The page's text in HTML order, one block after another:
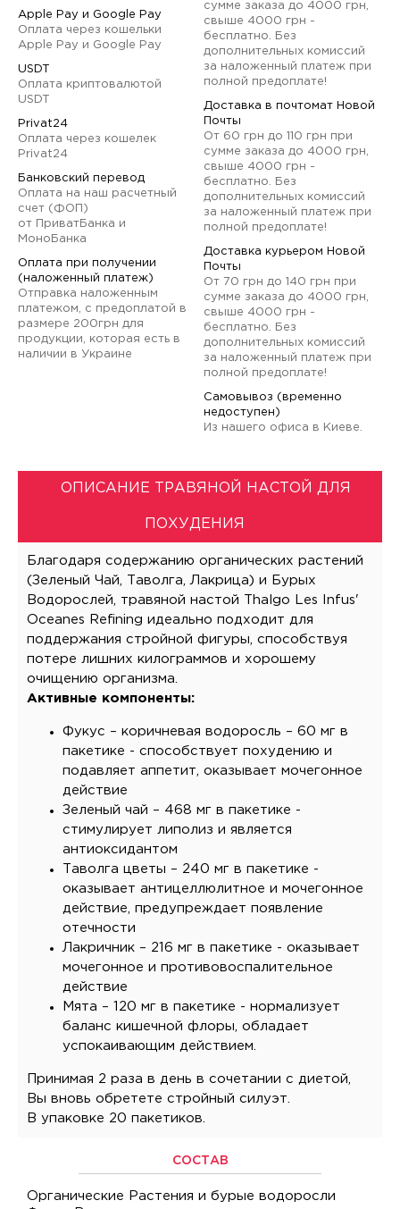
Apple Pay и Google Pay
Оплата через кошельки
Apple Pay и Google Pay
USDT
Оплата криптовалютой
USDT
Privat24
Оплата через кошелек
Privat24
Банковский перевод
Оплата на наш расчетный
счет (ФОП)
от ПриватБанка и
МоноБанка
Оплата при получении
(наложенный платеж)
Отправка наложенным
платежом, с предоплатой в
размере 200грн для
продукции, которая есть в
наличии в Украине
сумме заказа до 4000 грн,
свыше 4000 грн -
бесплатно. Без
дополнительных комиссий
за наложенный платеж при
полной предоплате!
Доставка в почтомат Новой
Почты
От 60 грн до 110 грн при
сумме заказа до 4000 грн,
свыше 4000 грн -
бесплатно. Без
дополнительных комиссий
за наложенный платеж при
полной предоплате!
Доставка курьером Новой
Почты
От 70 грн до 140 грн при
сумме заказа до 4000 грн,
свыше 4000 грн -
бесплатно. Без
дополнительных комиссий
за наложенный платеж при
полной предоплате!
Самовывоз (временно
недоступен)
Из нашего офиса в Киеве.
ОПИСАНИЕ ТРАВЯНОЙ НАСТОЙ ДЛЯ
ПОХУДЕНИЯ
Благодаря содержанию органических растений
(Зеленый Чай, Таволга, Лакрица) и Бурых
Водорослей, травяной настой Thalgo Les Infus'
Oceanes Refining идеально подходит для
поддержания стройной фигуры, способствуя
потере лишних килограммов и хорошему
очищению организма.
Активные компоненты:
Фукус – коричневая водоросль – 60 мг в
пакетике - способствует похудению и
подавляет аппетит, оказывает мочегонное
действие
Зеленый чай – 468 мг в пакетике -
стимулирует липолиз и является
антиоксидантом
Таволга цветы – 240 мг в пакетике -
оказывает антицеллюлитное и мочегонное
действие, предупреждает появление
отечности
Лакричник – 216 мг в пакетике - оказывает
мочегонное и противовоспалительное
действие
Мята – 120 мг в пакетике - нормализует
баланс кишечной флоры, обладает
успокаивающим действием.
Принимая 2 раза в день в сочетании с диетой,
Вы вновь обретете стройный силуэт.
В упаковке 20 пакетиков.
СОСТАВ
Органические Растения и бурые водоросли